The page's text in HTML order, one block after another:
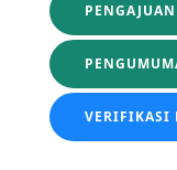
VERIFIKASI